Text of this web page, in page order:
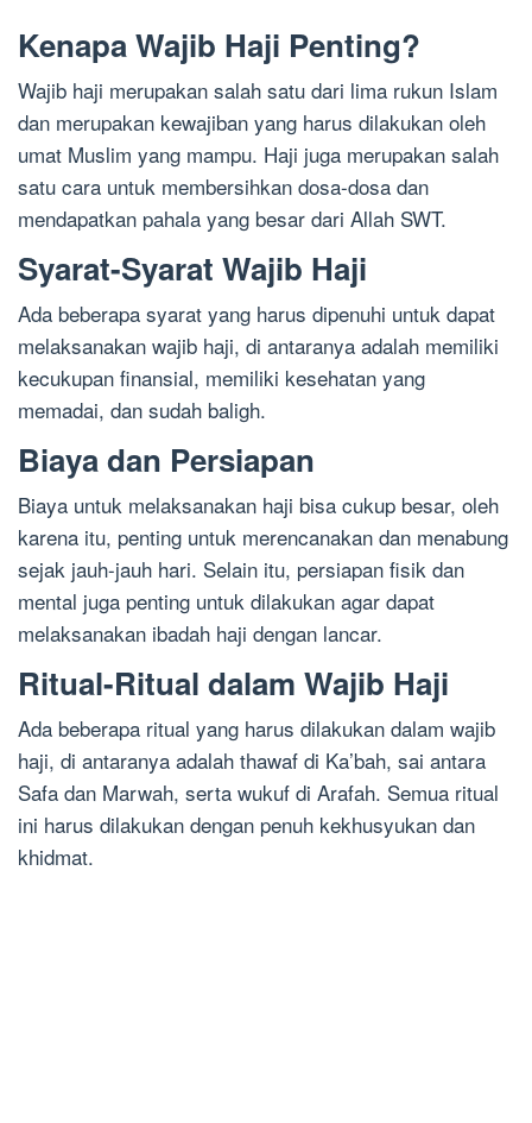
Kenapa Wajib Haji Penting?
Wajib haji merupakan salah satu dari lima rukun Islam
dan merupakan kewajiban yang harus dilakukan oleh
umat Muslim yang mampu. Haji juga merupakan salah
satu cara untuk membersihkan dosa-dosa dan
mendapatkan pahala yang besar dari Allah SWT.
Syarat-Syarat Wajib Haji
Ada beberapa syarat yang harus dipenuhi untuk dapat
melaksanakan wajib haji, di antaranya adalah memiliki
kecukupan finansial, memiliki kesehatan yang
memadai, dan sudah baligh.
Biaya dan Persiapan
Biaya untuk melaksanakan haji bisa cukup besar, oleh
karena itu, penting untuk merencanakan dan menabung
sejak jauh-jauh hari. Selain itu, persiapan fisik dan
mental juga penting untuk dilakukan agar dapat
melaksanakan ibadah haji dengan lancar.
Ritual-Ritual dalam Wajib Haji
Ada beberapa ritual yang harus dilakukan dalam wajib
haji, di antaranya adalah thawaf di Ka’bah, sai antara
Safa dan Marwah, serta wukuf di Arafah. Semua ritual
ini harus dilakukan dengan penuh kekhusyukan dan
khidmat.